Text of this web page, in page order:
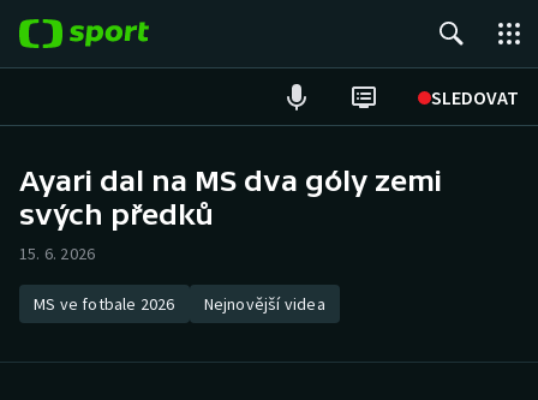
SLEDOVAT
Hokej
Atletika
Ayari dal na MS dva góly zemi
svých předků
15. 6. 2026
MS ve fotbale 2026 Nejnovější videa